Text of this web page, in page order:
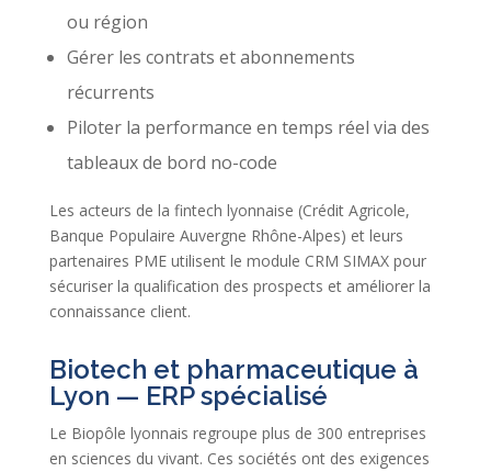
ou région
Gérer les contrats et abonnements
récurrents
Piloter la performance en temps réel via des
tableaux de bord no-code
Les acteurs de la fintech lyonnaise (Crédit Agricole,
Banque Populaire Auvergne Rhône-Alpes) et leurs
partenaires PME utilisent le module CRM SIMAX pour
sécuriser la qualification des prospects et améliorer la
connaissance client.
Biotech et pharmaceutique à
Lyon — ERP spécialisé
Le Biopôle lyonnais regroupe plus de 300 entreprises
en sciences du vivant. Ces sociétés ont des exigences